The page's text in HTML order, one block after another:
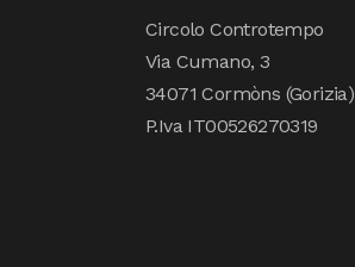
Circolo Controtempo
Via Cumano, 3
34071 Cormòns (Gorizia)
P.Iva IT00526270319